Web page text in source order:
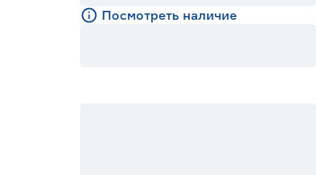
Посмотреть наличие